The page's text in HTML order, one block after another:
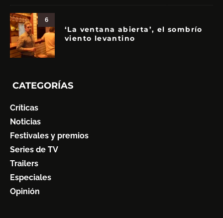
6
‘La ventana abierta’, el sombrío
viento levantino
CATEGORÍAS
Críticas
Noticias
Festivales y premios
Series de TV
Trailers
Especiales
Opinión